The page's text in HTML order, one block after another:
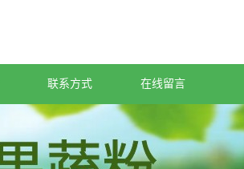
联系方式 在线留言